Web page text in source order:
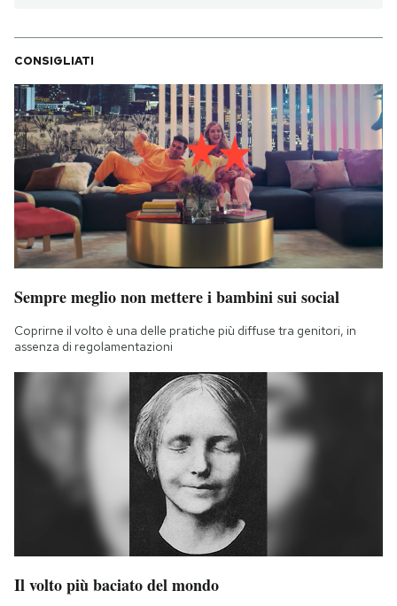
I MIEI PREFERITI
SHOP
CALENDARIO
AREA PERSONALE
Area Personale
Notifiche mobile
Regala il Post
Hai bisogno di aiuto?
Esci
CONSIGLIATI
Sempre meglio non mettere i bambini sui social
Coprirne il volto è una delle pratiche più diffuse tra genitori, in
assenza di regolamentazioni
Il volto più baciato del mondo